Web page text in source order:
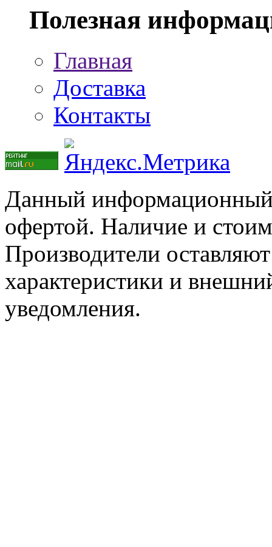
Полезная
Главная
Доставка
Контакты
Данный информационный
офертой. Наличие и
Производители
характеристики и
уведомления.